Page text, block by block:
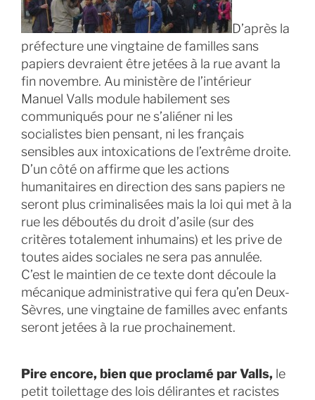
D’après la
préfecture une vingtaine de familles sans
papiers devraient être jetées à la rue avant la
fin novembre. Au ministère de l’intérieur
Manuel Valls module habilement ses
communiqués pour ne s’aliéner ni les
socialistes bien pensant, ni les français
sensibles aux intoxications de l’extrême droite.
D’un côté on affirme que les actions
humanitaires en direction des sans papiers ne
seront plus criminalisées mais la loi qui met à la
rue les déboutés du droit d’asile (sur des
critères totalement inhumains) et les prive de
toutes aides sociales ne sera pas annulée.
C’est le maintien de ce texte dont découle la
mécanique administrative qui fera qu’en Deux-
Sèvres, une vingtaine de familles avec enfants
seront jetées à la rue prochainement.
Pire encore, bien que proclamé par Valls, le
petit toilettage des lois délirantes et racistes